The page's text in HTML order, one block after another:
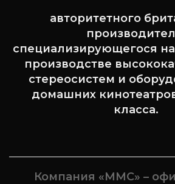
авторитетного
специализирующегося
производстве
стереосистем и
домашних
класса.
Компания «ММС» –